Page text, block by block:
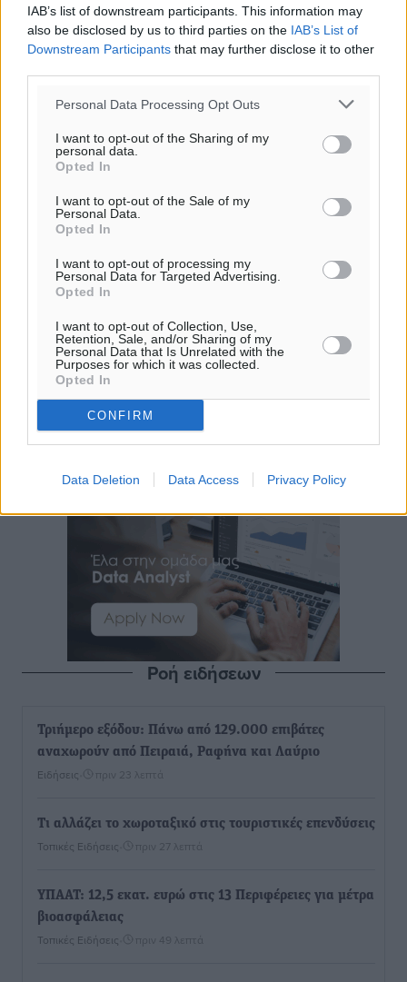
IAB’s list of downstream participants. This information may
also be disclosed by us to third parties on the IAB’s List of
Downstream Participants that may further disclose it to other
Personal Data Processing Opt Outs
I want to opt-out of the Sharing of my
personal data.
Opted In
I want to opt-out of the Sale of my
Personal Data.
Opted In
I want to opt-out of processing my
Personal Data for Targeted Advertising.
Opted In
I want to opt-out of Collection, Use,
Retention, Sale, and/or Sharing of my
Personal Data that Is Unrelated with the
Purposes for which it was collected.
Opted In
CONFIRM
Data Deletion Data Access Privacy Policy
Ροή ειδήσεων
Τριήμερο εξόδου: Πάνω από 129.000 επιβάτες
αναχωρούν από Πειραιά, Ραφήνα και Λαύριο
Ειδήσεις πριν 23 λεπτά
Τι αλλάζει το χωροταξικό στις τουριστικές επενδύσεις
Τοπικές Ειδήσεις πριν 27 λεπτά
ΥΠΑΑΤ: 12,5 εκατ. ευρώ στις 13 Περιφέρειες για μέτρα
βιοασφάλειας
Τοπικές Ειδήσεις πριν 49 λεπτά